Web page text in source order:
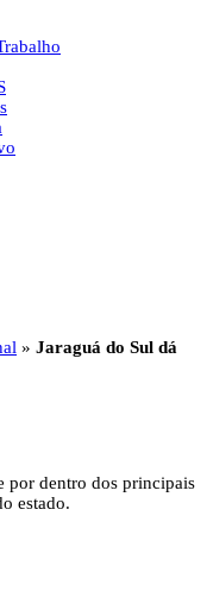
» Jaraguá do Sul dá
por dentro dos principais
estado.